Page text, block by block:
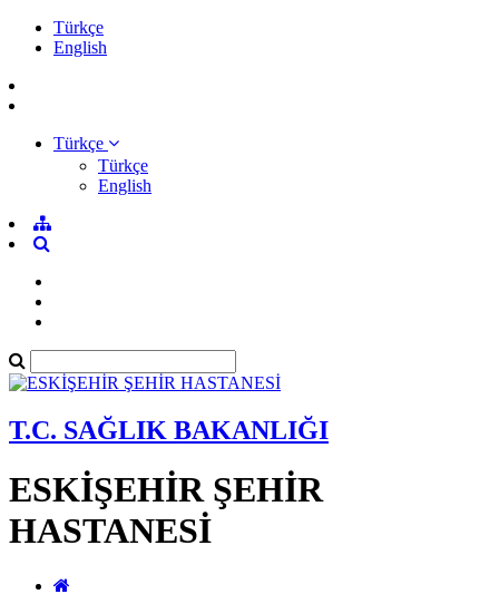
Türkçe
English
Türkçe
Türkçe
English
T.C. SAĞLIK BAKANLIĞI
ESKİŞEHİR ŞEHİR
HASTANESİ